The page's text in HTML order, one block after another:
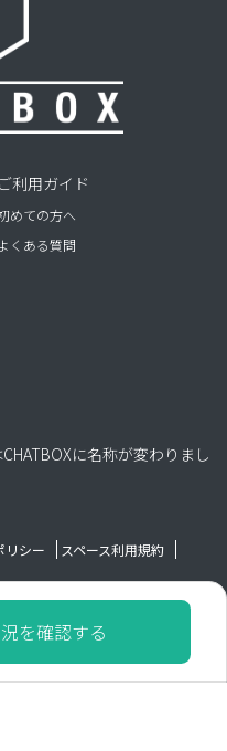
を確認する
ご利用ガイド
めての方へ
くある質問
に名称が変わりまし
リシー
スペース利用規約